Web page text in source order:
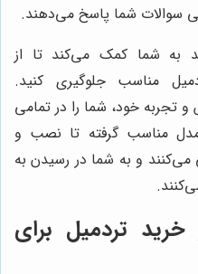
سوالات شما پاسخ می‌دهند.
به شما کمک می‌کند تا از
مناسب جلوگیری کنید.
و تجربه خود، شما را در تمامی
مناسب گرفته تا نصب و
می‌کنند و به شما در رسیدن به
تردمیل برای